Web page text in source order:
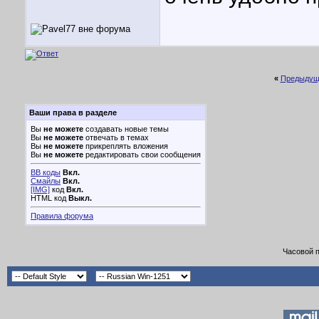
«
Ваши права в разделе
Вы не можете создавать новые темы
Вы не можете отвечать в темах
Вы не можете прикреплять вложения
Вы не можете редактировать свои сообщения
BB коды Вкл.
Смайлы Вкл.
[IMG] код Вкл.
HTML код Выкл.
Правила форума
Часовой